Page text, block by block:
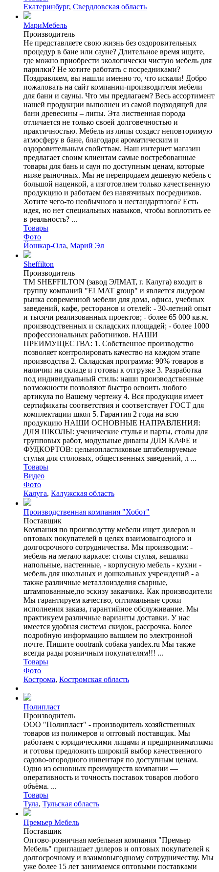
Екатеринбург, Свердловская область
МариМебель
Производитель
Не представляете свою жизнь без оздоровительных
процедур в бане или сауне? Длительное время ищите,
где можно приобрести экологически чистую мебель для
парилки? Не хотите работать с посредниками?
Поздравляем, вы нашли именно то, что искали! Добро
пожаловать на сайт компании-производителя мебели
для бани и сауны. Что мы предлагаем? Весь ассортимент
нашей продукции выполнен из самой подходящей для
бани древесины – липы. Эта лиственная порода
отличается не только своей долговечностью и
практичностью. Мебель из липы создаст неповторимую
атмосферу в бане, благодаря ароматическим и
оздоровительным свойствам. Наш интернет магазин
предлагает своим клиентам самые востребованные
товары для бань и саун по доступным ценам, которые
ниже рыночных. Мы не перепродаем дешевую мебель с
большой наценкой, а изготовляем только качественную
продукцию и работаем без навязчивых посредников.
Хотите чего-то необычного и нестандартного? Есть
идея, но нет специальных навыков, чтобы воплотить ее
в реальность? ...
Товары
Фото
Йошкар-Ола, Марий Эл
Sheffilton
Производитель
ТМ SHEFFILTON (завод ЭЛМАТ, г. Калуга) входит в
группу компаний "ELMAT group" и является лидером
рынка современной мебели для дома, офиса, учебных
заведений, кафе, ресторанов и отелей: - 30-летний опыт
и тысячи реализованных проектов; - более 65 000 кв.м.
производственных и складских площадей; - более 1000
профессиональных работников. НАШИ
ПРЕИМУЩЕСТВА: 1. Собственное производство
позволяет контролировать качество на каждом этапе
производства 2. Складская программа: 90% товаров в
наличии на складе и готовы к отгрузке 3. Разработка
под индивидуальный стиль: наши производственные
возможности позволяют быстро освоить любого
артикула по Вашему чертежу 4. Вся продукция имеет
сертификаты соответствия и соответствует ГОСТ для
комплектации школ 5. Гарантия 2 года на всю
продукцию НАШИ ОСНОВНЫЕ НАПРАВЛЕНИЯ:
ДЛЯ ШКОЛЫ: ученические стулья и парты, столы для
групповых работ, модульные диваны ДЛЯ КАФЕ и
ФУДКОРТОВ: цельнопластиковые штабелируемые
стулья для столовых, общественных заведений, л ...
Товары
Видео
Фото
Калуга, Калужская область
Производственная компания "Хобот"
Поставщик
Компания по производству мебели ищет дилеров и
оптовых покупателей в целях взаимовыгодного и
долгосрочного сотрудничества. Мы производим: -
мебель на метало каркасе: столы стулья, вешалки
напольные, настенные, - корпусную мебель - кухни -
мебель для школьных и дошкольных учреждений - а
также различные металлоизделия сварные,
штампованные,по эскизу заказчика. Как производители
Мы гарантируем качество, оптимальные сроки
исполнения заказа, гарантийное обслуживание. Мы
практикуем различные варианты доставки. У нас
имеется удобная система скидок, рассрочка. Более
подробную информацию вышлем по электронной
почте. Пишите oootrank собака yandex.ru Мы также
всегда рады розничным покупателям!!! ...
Товары
Фото
Кострома, Костромская область
Полипласт
Производитель
ООО "Полипласт" - производитель хозяйственных
товаров из полимеров и оптовый поставщик. Мы
работаем с юридическими лицами и предприниматлями
и готовы предложить широкий выбор качественного
садово-огородного инвентаря по доступным ценам.
Одно из основных преимуществ компании —
оперативность и точность поставок товаров любого
объёма. ...
Товары
Тула, Тульская область
Премьер Мебель
Поставщик
Оптово-розничная мебельная компания "Премьер
Мебель" приглашает дилеров и оптовых покупателей к
долгосрочному и взаимовыгодному сотрудничеству. Мы
уже более 15 лет занимаемся оптовыми поставками